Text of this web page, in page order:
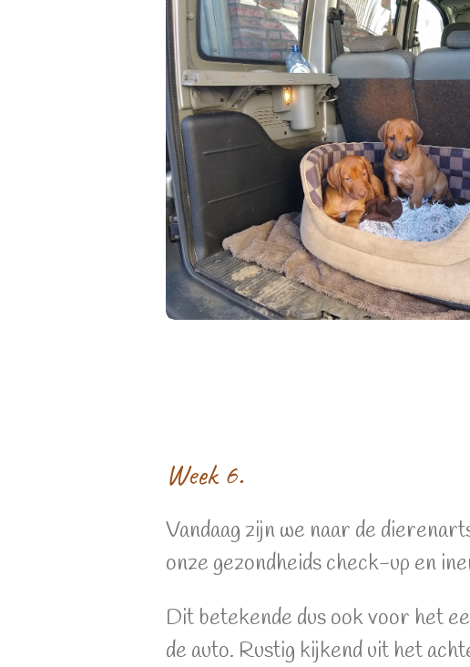
Week 6.
Vandaag zijn we naar de
onze gezondheids check-up en
Dit betekende dus ook voor het
de auto. Rustig kijkend uit het